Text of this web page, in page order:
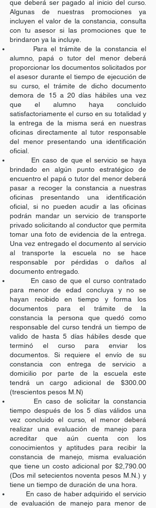
que deberá ser pagado al inicio del curso.
Algunas de nuestras promociones ya
incluyen el valor de la constancia, consulta
con tu asesor si las promociones que te
brindaron ya la incluye.
Para el trámite de la constancia el
alumno, papá o tutor del menor deberá
proporcionar los documentos solicitados por
el asesor durante el tiempo de ejecución de
su curso, el trámite de dicho documento
demora de 15 a 20 días hábiles una vez
que el alumno haya concluido
satisfactoriamente el curso en su totalidad y
la entrega de la misma será en nuestras
oficinas directamente al tutor responsable
del menor presentando una identificación
oficial.
En caso de que el servicio se haya
brindado en algún punto estratégico de
encuentro el papá o tutor del menor deberá
pasar a recoger la constancia a nuestras
oficinas presentando una identificación
oficial, si no pueden acudir a las oficinas
podrán mandar un servicio de transporte
privado solicitando al conductor que permita
tomar una foto de evidencia de la entrega.
Una vez entregado el documento al servicio
al transporte la escuela no se hace
responsable por pérdidas o daños al
documento entregado.
En caso de que el curso contratado
para menor de edad concluya y no se
hayan recibido en tiempo y forma los
documentos para el trámite de la
constancia la persona que quedó como
responsable del curso tendrá un tiempo de
valido de hasta 5 días hábiles desde que
terminó el curso para enviar los
documentos. Si requiere el envío de su
constancia con entrega de servicio a
domicilio por parte de la escuela este
tendrá un cargo adicional de $300.00
(trescientos pesos M.N)
En caso de solicitar la constancia
tiempo después de los 5 días válidos una
vez concluido el curso, el menor deberá
realizar una evaluación de manejo para
acreditar que aún cuenta con los
conocimientos y aptitudes para recibir la
constancia de manejo, misma evaluación
que tiene un costo adicional por $2,790.00
(Dos mil setecientos noventa pesos M.N.) y
tiene un tiempo de duración de una hora.
En caso de haber adquirido el servicio
de evaluación de manejo para menor de